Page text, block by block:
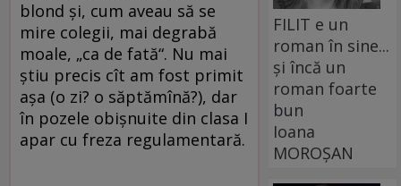
blond şi, cum aveau să se
mire colegii, mai degrabă
moale, „ca de fată“. Nu mai
ştiu precis cît am fost primit
aşa (o zi? o săptămînă?), dar
în pozele obişnuite din clasa I
apar cu freza regulamentară.
FILIT e un
roman în sine...
și încă un
roman foarte
bun
Ioana
MOROȘAN